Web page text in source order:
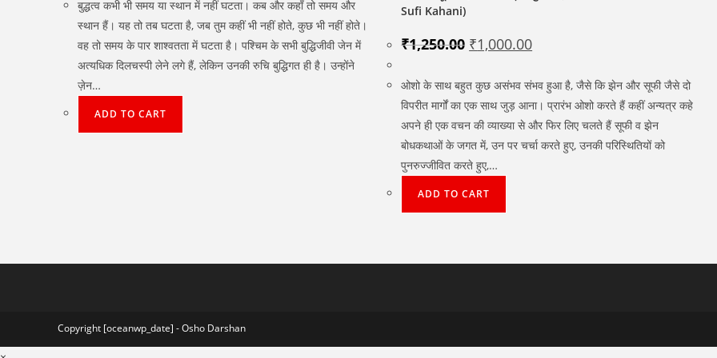
बुद्धत्व कभी भी समय या स्थान में नहीं घटता। कब और कहाँ तो समय और
स्थान हैं। यह तो तब घटता है, जब तुम कहीं भी नहीं होते, कुछ भी नहीं होते।
वह तो समय के पार शाश्वतता में घटता है। पश्चिम के सभी बुद्धिजीवी जेन में
अत्यधिक दिलचस्पी लेने लगे हैं, लेकिन उनकी रुचि बुद्धिगत ही है। उन्होंने
ज़ेन…
ADD TO CART
Sufi Kahani)
₹1,250.00 Original
price
₹1,000.00Current
price
ओशो के साथ बहुत कुछ असंभव संभव हुआ है, जैसे कि झेन और सूफी जैसे दो
विपरीत मार्गों का एक साथ जुड़ आना। प्रारंभ ओशो करते हैं कहीं अन्यत्र कहे
अपने ही एक वचन की व्याख्या से और फिर लिए चलते हैं सूफी व झेन
बोधकथाओं के जगत में, उन पर चर्चा करते हुए, उनकी परिस्थितियों को
पुनरुज्जीवित करते हुए,…
ADD TO CART
Copyright [oceanwp_date] - Osho Darshan